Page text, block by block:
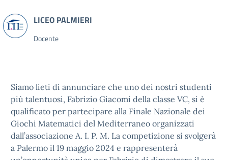
Docente
Siamo lieti di annunciare che uno dei nostri studenti
più talentuosi, Fabrizio Giacomi della classe VC, si è
qualificato per partecipare alla Finale Nazionale dei
Giochi Matematici del Mediterraneo organizzati
dall’associazione A. I. P. M. La competizione si svolgerà
a Palermo il 19 maggio 2024 e rappresenterà